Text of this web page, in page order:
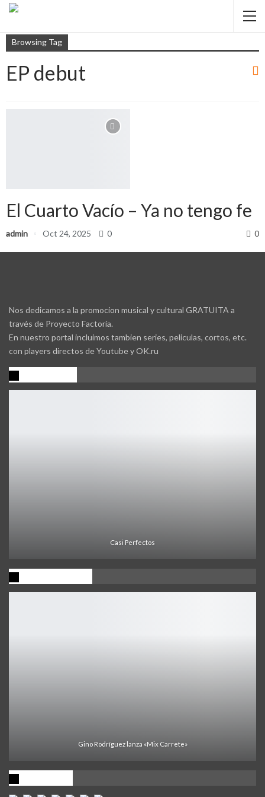
Browsing Tag
EP debut
El Cuarto Vacío – Ya no tengo fe
admin Oct 24, 2025 0 0
Nos dedicamos a la promocion musical y cultural GRATUITA a
través de Proyecto Factoría.
En nuestro portal incluimos tambien series, peliculas, cortos, etc.
con players directos de Youtube y OK.ru
Casi Perfectos
Gino Rodríguez lanza «Mix Carrete»